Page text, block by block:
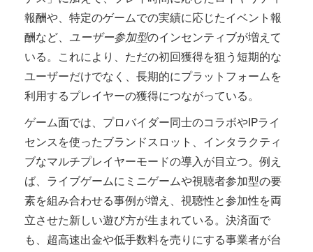
報酬や、特定のゲームでの実績に応じたイベント報
酬など、 ユーザー参加型のインセンティブが増えて
いる。これにより、ただの初回獲得を狙う短期的な
ユーザーだけでなく、長期的にプラットフォームを
利用するプレイヤーの獲得につながっている。
ゲーム面では、プロバイダー同士のコラボやIPライ
センスを使ったブランドスロット、インタラクティ
ブなマルチプレイヤーモードの導入が目立つ。例え
ば、ライブゲームにミニゲームや視聴者参加型の要
素を組み合わせる事例が増え、視聴性と参加性を両
立させた新しい遊び方が生まれている。決済面で
も、超高速出金や低手数料を売りにする事業者が台